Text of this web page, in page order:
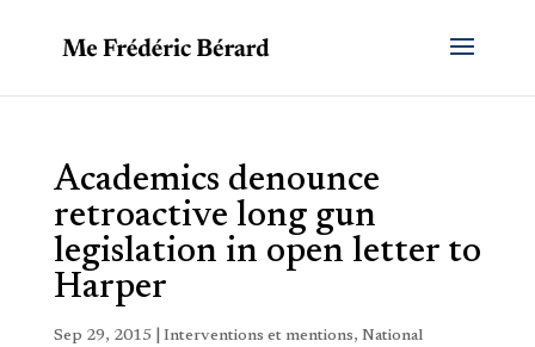
Academics denounce
retroactive long gun
legislation in open letter to
Harper
Sep 29, 2015 Interventions et mentions, National